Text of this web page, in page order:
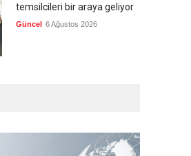
temsilcileri bir araya geliyor
Güncel 6 Ağustos 2026